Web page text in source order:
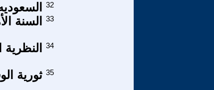
32
السنة 33
النظرية 34
ثورية 35